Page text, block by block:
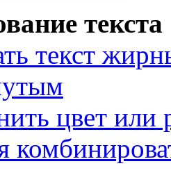
текста
текст
цвет или